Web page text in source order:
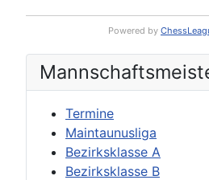
Termine
Maintaunusliga
Bezirksklasse A
Bezirksklasse B
Powered by